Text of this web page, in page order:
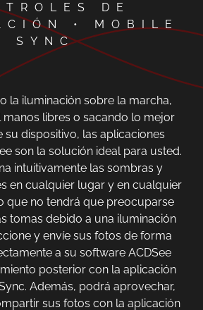
DE
• MOBILE
SYNC
la iluminación sobre la marcha,
libres o sacando lo mejor
su dispositivo, las aplicaciones
son la solución ideal para usted.
intuitivamente las sombras y
en cualquier lugar y en cualquier
que no tendrá que preocuparse
tomas debido a una iluminación
y envíe sus fotos de forma
a su software ACDSee
posterior con la aplicación
Además, podrá aprovechar,
sus fotos con la aplicación